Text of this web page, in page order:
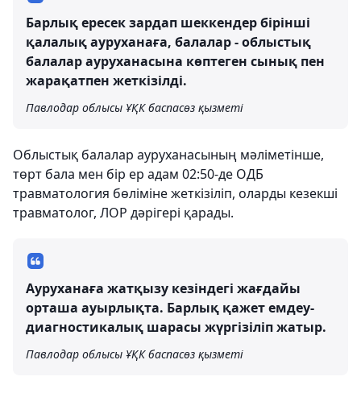
Барлық ересек зардап шеккендер бірінші
қалалық ауруханаға, балалар - облыстық
балалар ауруханасына көптеген сынық пен
жарақатпен жеткізілді.
Павлодар облысы ҰҚК баспасөз қызметі
Облыстық балалар ауруханасының мәліметінше,
төрт бала мен бір ер адам 02:50-де ОДБ
травматология бөліміне жеткізіліп, оларды кезекші
травматолог, ЛОР дәрігері қарады.
Ауруханаға жатқызу кезіндегі жағдайы
орташа ауырлықта. Барлық қажет емдеу-
диагностикалық шарасы жүргізіліп жатыр.
Павлодар облысы ҰҚК баспасөз қызметі